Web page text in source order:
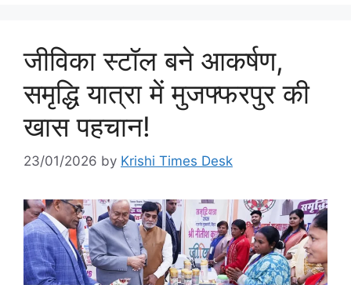
जीविका स्टॉल बने आकर्षण,
समृद्धि यात्रा में मुजफ्फरपुर की
खास पहचान!
23/01/2026 by Krishi Times Desk